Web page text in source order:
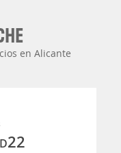
en Alicante
22